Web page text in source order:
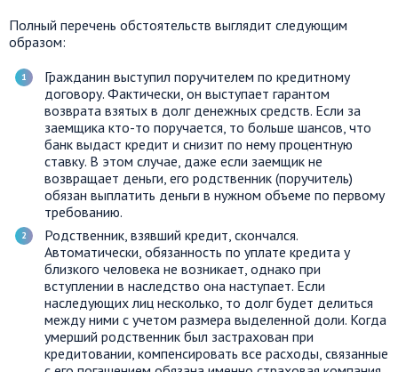
Полный перечень обстоятельств выглядит следующим
образом:
Гражданин выступил поручителем по кредитному
договору. Фактически, он выступает гарантом
возврата взятых в долг денежных средств. Если за
заемщика кто-то поручается, то больше шансов, что
банк выдаст кредит и снизит по нему процентную
ставку. В этом случае, даже если заемщик не
возвращает деньги, его родственник (поручитель)
обязан выплатить деньги в нужном объеме по первому
требованию.
Родственник, взявший кредит, скончался.
Автоматически, обязанность по уплате кредита у
близкого человека не возникает, однако при
вступлении в наследство она наступает. Если
наследующих лиц несколько, то долг будет делиться
между ними с учетом размера выделенной доли. Когда
умерший родственник был застрахован при
кредитовании, компенсировать все расходы, связанные